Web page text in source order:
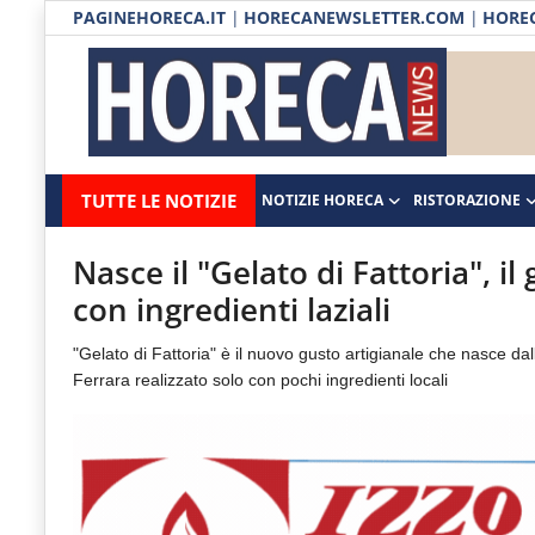
PAGINEHORECA.IT | HORECANEWSLETTER.COM |
Horecanews.it
-
Notizie
Horeca
Il
portale
del
del
TUTTE LE NOTIZIE NOTIZIE HORECA RISTORAZIONE
Notizie HORECA
Ristorazione
Ospitalità
Distribuzione
Prodotti | Dispensa Horeca
RUBRICHE
Nasce il "Gelato di Fattoria",
con ingredienti laziali
"Gelato di Fattoria" è il nuovo gusto artigianale che nasce
Ferrara realizzato solo con pochi ingredienti locali